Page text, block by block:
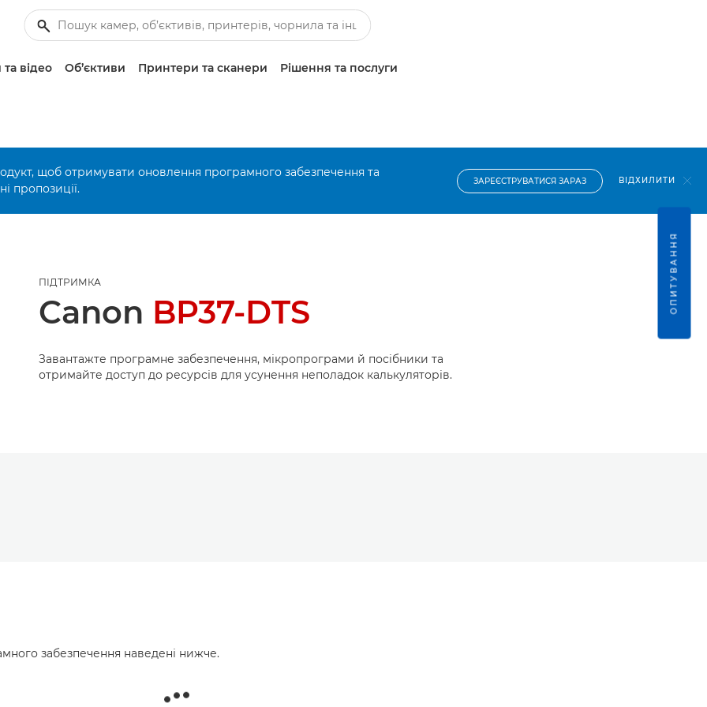
відео Об’єктиви Принтери та сканери Рішення та послуги
щоб отримувати оновлення програмного забезпечення та
пропозиції.
ЗАРЕЄСТРУВАТИСЯ ЗАРАЗ ВІДХИЛИТИ
ПІДТРИМКА
Canon BP37-DTS
Завантажте програмне забезпечення, мікропрограми й посібники та
отримайте доступ до ресурсів для усунення неполадок калькуляторів.
забезпечення наведені нижче.
ОПИТУВАННЯ